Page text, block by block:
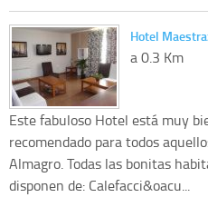
Hotel
a 0.3 Km
Este fabuloso Hotel está muy
recomendado para todos
Almagro. Todas las bonitas
disponen de: Calefacci&oacu...